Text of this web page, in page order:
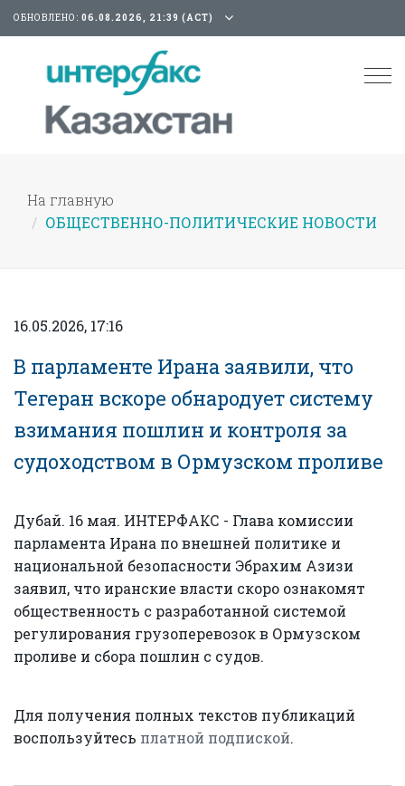
ОБНОВЛЕНО: 06.08.2026, 21:39 (АСТ)
На главную
ОБЩЕСТВЕННО-ПОЛИТИЧЕСКИЕ НОВОСТИ
16.05.2026, 17:16
В парламенте Ирана заявили, что
Тегеран вскоре обнародует систему
взимания пошлин и контроля за
судоходством в Ормузском проливе
Дубай. 16 мая. ИНТЕРФАКС - Глава комиссии
парламента Ирана по внешней политике и
национальной безопасности Эбрахим Азизи
заявил, что иранские власти скоро ознакомят
общественность с разработанной системой
регулирования грузоперевозок в Ормузском
проливе и сбора пошлин с судов.
Для получения полных текстов публикаций
воспользуйтесь платной подпиской.